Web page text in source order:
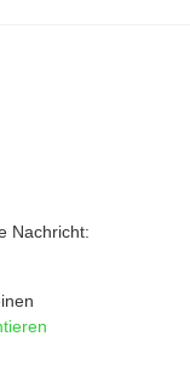
Nachricht: